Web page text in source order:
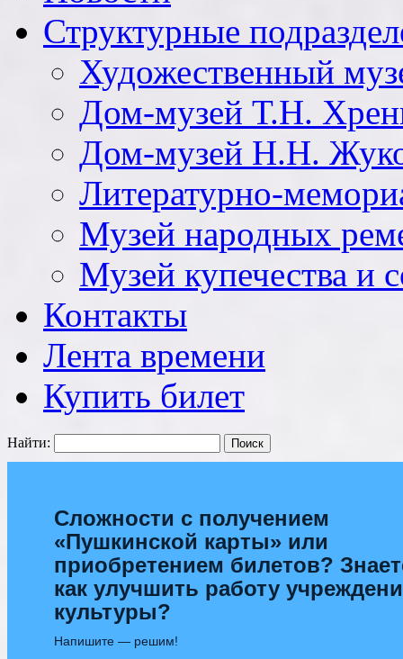
Структурные
Художественный
Дом-музей Т.Н.
Дом-музей Н.Н.
Литературно-
Музей народных
Музей купечества и
Контакты
Лента времени
Купить билет
Найти:
Сложности с получением
«Пушкинской карты» или
приобретением билетов?
как улучшить работу
культуры?
Напишите — решим!